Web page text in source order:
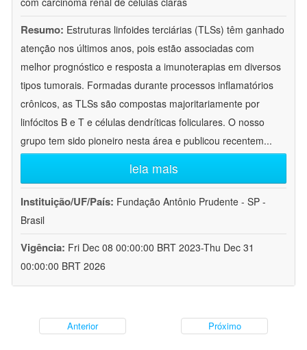
Resumo: Estruturas linfoides terciárias (TLSs) têm ganhado
atenção nos últimos anos, pois estão associadas com
melhor prognóstico e resposta a imunoterapias em diversos
tipos tumorais. Formadas durante processos inflamatórios
crônicos, as TLSs são compostas majoritariamente por
linfócitos B e T e células dendríticas foliculares. O nosso
grupo tem sido pioneiro nesta área e publicou recentem...
leia mais
Instituição/UF/País: Fundação Antônio Prudente - SP -
Brasil
Vigência: Fri Dec 08 00:00:00 BRT 2023-Thu Dec 31
00:00:00 BRT 2026
Anterior Próximo